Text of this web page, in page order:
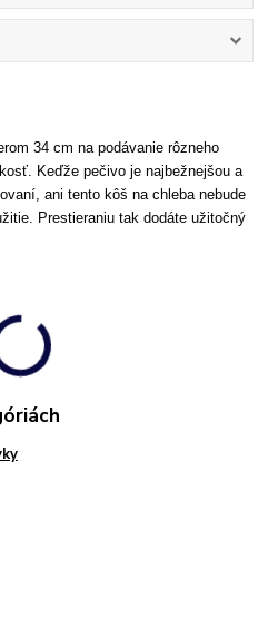
34 cm na podávanie rôzneho
Keďže pečivo je najbežnejšou a
ani tento kôš na chleba nebude
Prestieraniu tak dodáte užitočný